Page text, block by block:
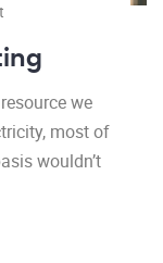
we
most of
wouldn’t